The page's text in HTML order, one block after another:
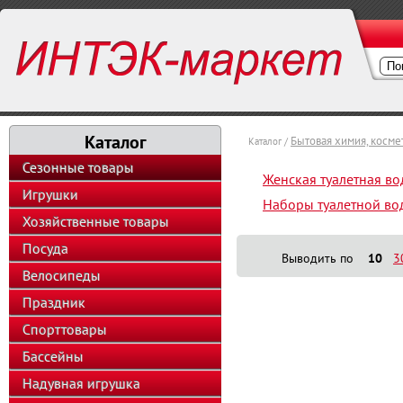
Каталог
Сезонные товары
Игрушки
Хозяйственные товары
Посуда
Велосипеды
Праздник
Спорттовары
Бассейны
Надувная игрушка
Каталог / Бытовая химия,
Женская туалетная
Наборы туалетной
Выводить по 10